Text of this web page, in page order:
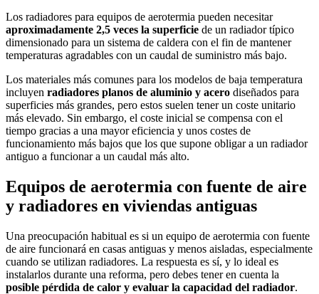
Los radiadores para equipos de aerotermia pueden necesitar
aproximadamente 2,5 veces la superficie de un radiador típico
dimensionado para un sistema de caldera con el fin de mantener
temperaturas agradables con un caudal de suministro más bajo.
Los materiales más comunes para los modelos de baja temperatura
incluyen radiadores planos de aluminio y acero diseñados para
superficies más grandes, pero estos suelen tener un coste unitario
más elevado. Sin embargo, el coste inicial se compensa con el
tiempo gracias a una mayor eficiencia y unos costes de
funcionamiento más bajos que los que supone obligar a un radiador
antiguo a funcionar a un caudal más alto.
Equipos de aerotermia con fuente de aire
y radiadores en viviendas antiguas
Una preocupación habitual es si un equipo de aerotermia con fuente
de aire funcionará en casas antiguas y menos aisladas, especialmente
cuando se utilizan radiadores. La respuesta es sí, y lo ideal es
instalarlos durante una reforma, pero debes tener en cuenta la
posible pérdida de calor y evaluar la capacidad del radiador.